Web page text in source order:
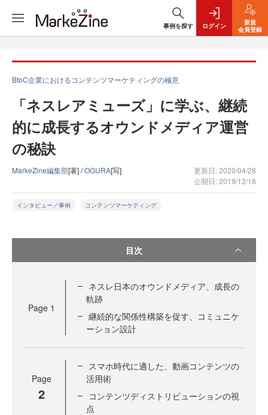
事例を探す ログイン
新規
会員登録
BtoC企業におけるコンテンツマーケティングの極意
「ネスレアミューズ」に学ぶ、継続
的に成長するオウンドメディア運営
の秘訣
MarkeZine編集部[著] /OGURA[写]
更新日: 2020/04/28
公開日: 2019/12/18
インタビュー／事例 コンテンツマーケティング
目次
Page 1
ネスレ日本のオウンドメディア、成長の
軌跡
継続的な関係性構築を促す、コミュニケ
ーション設計
Page
2
スマホ時代に適した、動画コンテンツの
活用術
コンテンツディストリビューションの視
点